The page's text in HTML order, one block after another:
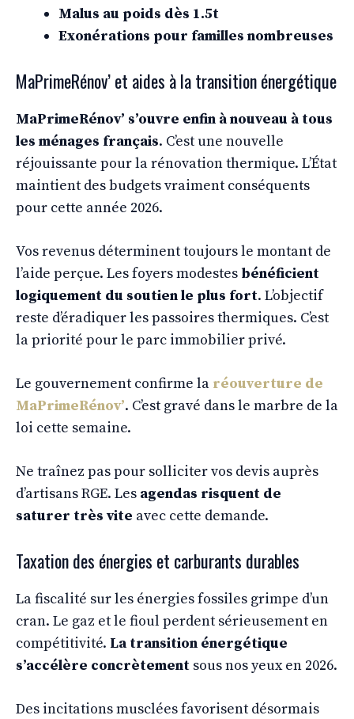
Malus au poids dès 1.5t
Exonérations pour familles nombreuses
MaPrimeRénov’ et aides à la transition énergétique
MaPrimeRénov’ s’ouvre enfin à nouveau à tous
les ménages français. C’est une nouvelle
réjouissante pour la rénovation thermique. L’État
maintient des budgets vraiment conséquents
pour cette année 2026.
Vos revenus déterminent toujours le montant de
l’aide perçue. Les foyers modestes bénéficient
logiquement du soutien le plus fort. L’objectif
reste d’éradiquer les passoires thermiques. C’est
la priorité pour le parc immobilier privé.
Le gouvernement confirme la réouverture de
MaPrimeRénov’. C’est gravé dans le marbre de la
loi cette semaine.
Ne traînez pas pour solliciter vos devis auprès
d’artisans RGE. Les agendas risquent de
saturer très vite avec cette demande.
Taxation des énergies et carburants durables
La fiscalité sur les énergies fossiles grimpe d’un
cran. Le gaz et le fioul perdent sérieusement en
compétitivité. La transition énergétique
s’accélère concrètement sous nos yeux en 2026.
Des incitations musclées favorisent désormais